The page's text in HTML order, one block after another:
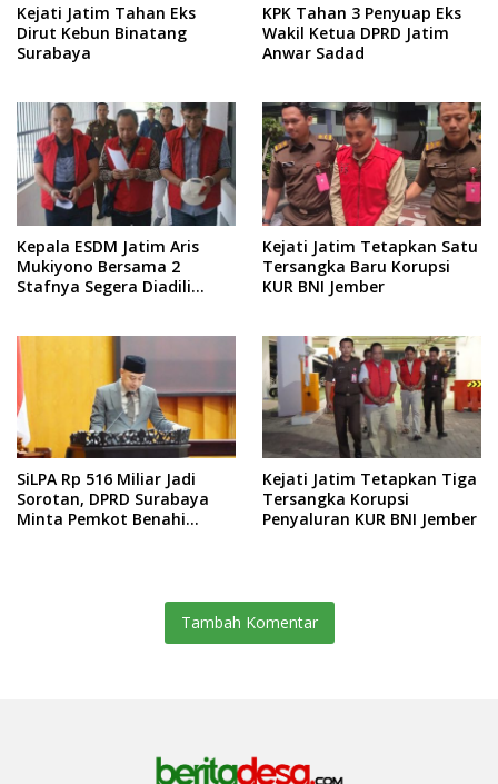
Kejati Jatim Tahan Eks
Dirut Kebun Binatang
Surabaya
KPK Tahan 3 Penyuap Eks
Wakil Ketua DPRD Jatim
Anwar Sadad
Kepala ESDM Jatim Aris
Mukiyono Bersama 2
Stafnya Segera Diadili
Kejati Jatim Tetapkan Satu
Tersangka Baru Korupsi
KUR BNI Jember
SiLPA Rp 516 Miliar Jadi
Sorotan, DPRD Surabaya
Minta Pemkot Benahi
Kejati Jatim Tetapkan Tiga
Tersangka Korupsi
Penyaluran KUR BNI Jember
Tambah Komentar